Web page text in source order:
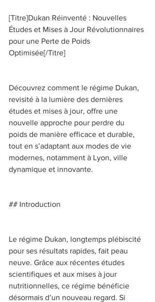
[Titre]Dukan Réinventé : Nouvelles
Études et Mises à Jour Révolutionnaires
pour une Perte de Poids
Optimisée[/Titre]
Découvrez comment le régime Dukan,
revisité à la lumière des dernières
études et mises à jour, offre une
nouvelle approche pour perdre du
poids de manière efficace et durable,
tout en s’adaptant aux modes de vie
modernes, notamment à Lyon, ville
dynamique et innovante.
## Introduction
Le régime Dukan, longtemps plébiscité
pour ses résultats rapides, fait peau
neuve. Grâce aux récentes études
scientifiques et aux mises à jour
nutritionnelles, ce régime bénéficie
désormais d’un nouveau regard. Si